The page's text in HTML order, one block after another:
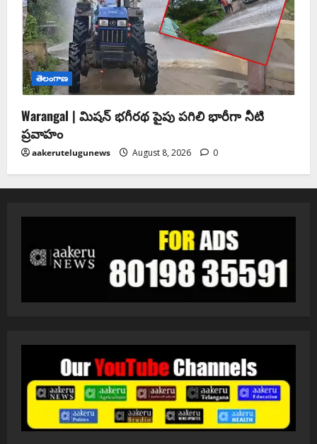
తెలంగాణ
Warangal | మిషన్ భగీరథ పైపు పగిలి భారీగా నీటి
ప్రవాహం
aakerutelugunews August 8, 2026 0